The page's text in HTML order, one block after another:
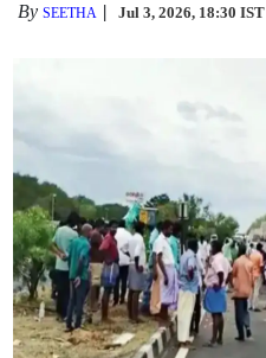
BySEETHA Jul 3, 2026, 18:30 IST